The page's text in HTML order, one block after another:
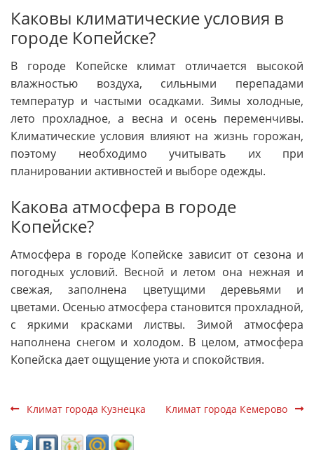
Каковы климатические условия в
городе Копейске?
В городе Копейске климат отличается высокой
влажностью воздуха, сильными перепадами
температур и частыми осадками. Зимы холодные,
лето прохладное, а весна и осень переменчивы.
Климатические условия влияют на жизнь горожан,
поэтому необходимо учитывать их при
планировании активностей и выборе одежды.
Какова атмосфера в городе
Копейске?
Атмосфера в городе Копейске зависит от сезона и
погодных условий. Весной и летом она нежная и
свежая, заполнена цветущими деревьями и
цветами. Осенью атмосфера становится прохладной,
с яркими красками листвы. Зимой атмосфера
наполнена снегом и холодом. В целом, атмосфера
Копейска дает ощущение уюта и спокойствия.
Климат города Кузнецка Климат города Кемерово